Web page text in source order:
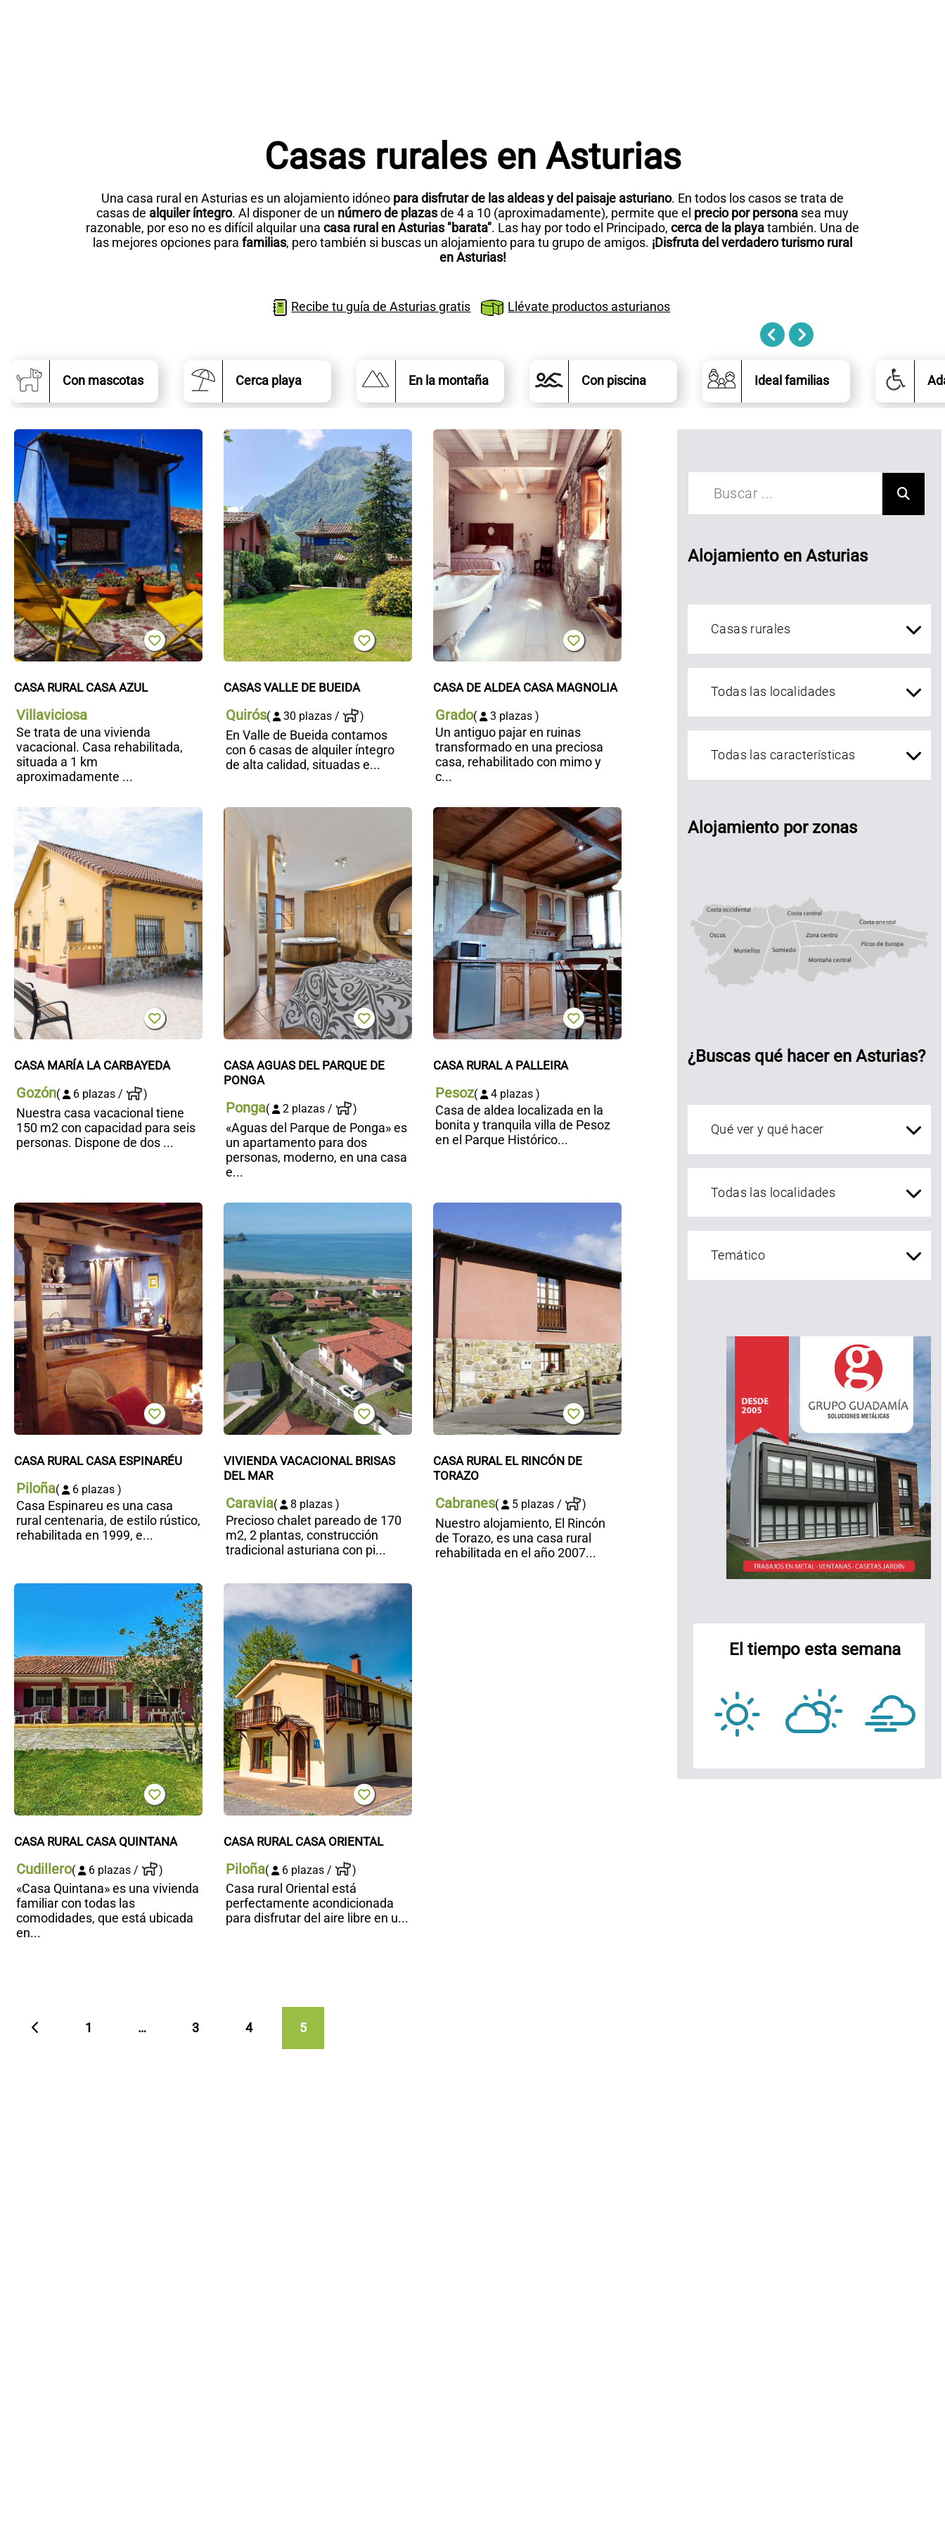
Casas rurales en Asturias
Una casa rural en Asturias es un alojamiento idóneo para disfrutar de las aldeas y del paisaje asturiano. En todos los casos se trata de
casas de alquiler íntegro. Al disponer de un número de plazasde 4 a 10 (aproximadamente), permite que el precio por persona sea muy
razonable, por eso no es difícil alquilar una casa rural en Asturias "barata". Las hay por todo el Principado, cerca de la playatambién. Una de
las mejores opciones para familias, pero también si buscas un alojamiento para tu grupo de amigos. ¡Disfruta del verdadero turismo rural
en Asturias!
Recibe tu guía de Asturias gratis Llévate productos asturianos
Con mascotas Cerca playa En la montaña Con piscina Ideal familias
Casa
CASA RURAL CASA AZUL
Villaviciosa
Se trata de una vivienda
vacacional. Casa rehabilitada,
situada a 1 km
aproximadamente ...
Casas
Valle
de
Bueida
CASAS VALLE DE BUEIDA
Quirós( 30 plazas / )
En Valle de Bueida contamos
con 6 casas de alquiler íntegro
de alta calidad, situadas e...
Casa de
CASA DE ALDEA CASA MAGNOLIA
Grado( 3 plazas )
Un antiguo pajar en ruinas
transformado en una preciosa
casa, rehabilitado con mimo y
c...
Casa
María la
Carbayeda
CASA MARÍA LA CARBAYEDA
Gozón( 6 plazas / )
Nuestra casa vacacional tiene
150 m2 con capacidad para seis
personas. Dispone de dos ...
Casa
Parque
de
Ponga
CASA AGUAS DEL PARQUE DE
PONGA
Ponga( 2 plazas / )
«Aguas del Parque de Ponga» es
un apartamento para dos
personas, moderno, en una casa
e...
Casa
rural A
Palleira
CASA RURAL A PALLEIRA
Pesoz( 4 plazas )
Casa de aldea localizada en la
bonita y tranquila villa de Pesoz
en el Parque Histórico...
Casa
rural
Casa
Espinaréu
CASA RURAL CASA ESPINARÉU
Piloña( 6 plazas )
Casa Espinareu es una casa
rural centenaria, de estilo rústico,
rehabilitada en 1999, e...
Vivienda
vacacional
Brisas del
Mar
VIVIENDA VACACIONAL BRISAS
DEL MAR
Caravia( 8 plazas )
Precioso chalet pareado de 170
m2, 2 plantas, construcción
tradicional asturiana con pi...
Casa
rural El
Rincón
Torazo
CASA RURAL EL RINCÓN DE
TORAZO
Cabranes( 5 plazas / )
Nuestro alojamiento, El Rincón
de Torazo, es una casa rural
rehabilitada en el año 2007...
Casa
rural
Casa
Quintana
CASA RURAL CASA QUINTANA
Cudillero( 6 plazas / )
«Casa Quintana» es una vivienda
familiar con todas las
comodidades, que está ubicada
en...
Casa
CASA RURAL CASA ORIENTAL
Piloña( 6 plazas / )
Casa rural Oriental está
perfectamente acondicionada
para disfrutar del aire libre en u...
1 … 3 4 5
Alojamiento en Asturias
Alojamiento por zonas
Oscos Muniellos
Muniellos
Somiedozona centro
Montaña centralPicos de
Picos de Europa
¿Buscas qué hacer en Asturias?
El tiempo esta semana